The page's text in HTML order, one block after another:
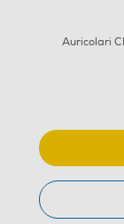
Auricolari